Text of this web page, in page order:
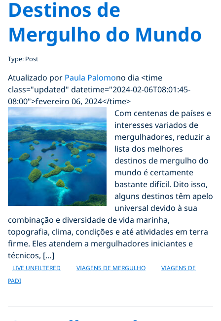
Destinos de
Mergulho do Mundo
Type: Post
Atualizado por Paula Palomono dia <time
class="updated" datetime="2024-02-06T08:01:45-
08:00">fevereiro 06, 2024</time>
Com centenas de países e
interesses variados de
mergulhadores, reduzir a
lista dos melhores
destinos de mergulho do
mundo é certamente
bastante difícil. Dito isso,
alguns destinos têm apelo
universal devido à sua
combinação e diversidade de vida marinha,
topografia, clima, condições e até atividades em terra
firme. Eles atendem a mergulhadores iniciantes e
técnicos, […]
LIVE UNFILTERED VIAGENS DE MERGULHO
VIAGENS DE
PADI